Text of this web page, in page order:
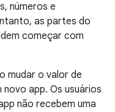
números e
as partes do
começar com
mudar o valor de
novo app. Os usuários
não recebem uma